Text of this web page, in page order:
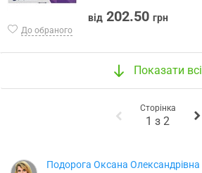
До обраного
від 202.50 грн
Показати всі
Сторінка
1 з 2
Подорога Оксана Олександрівна